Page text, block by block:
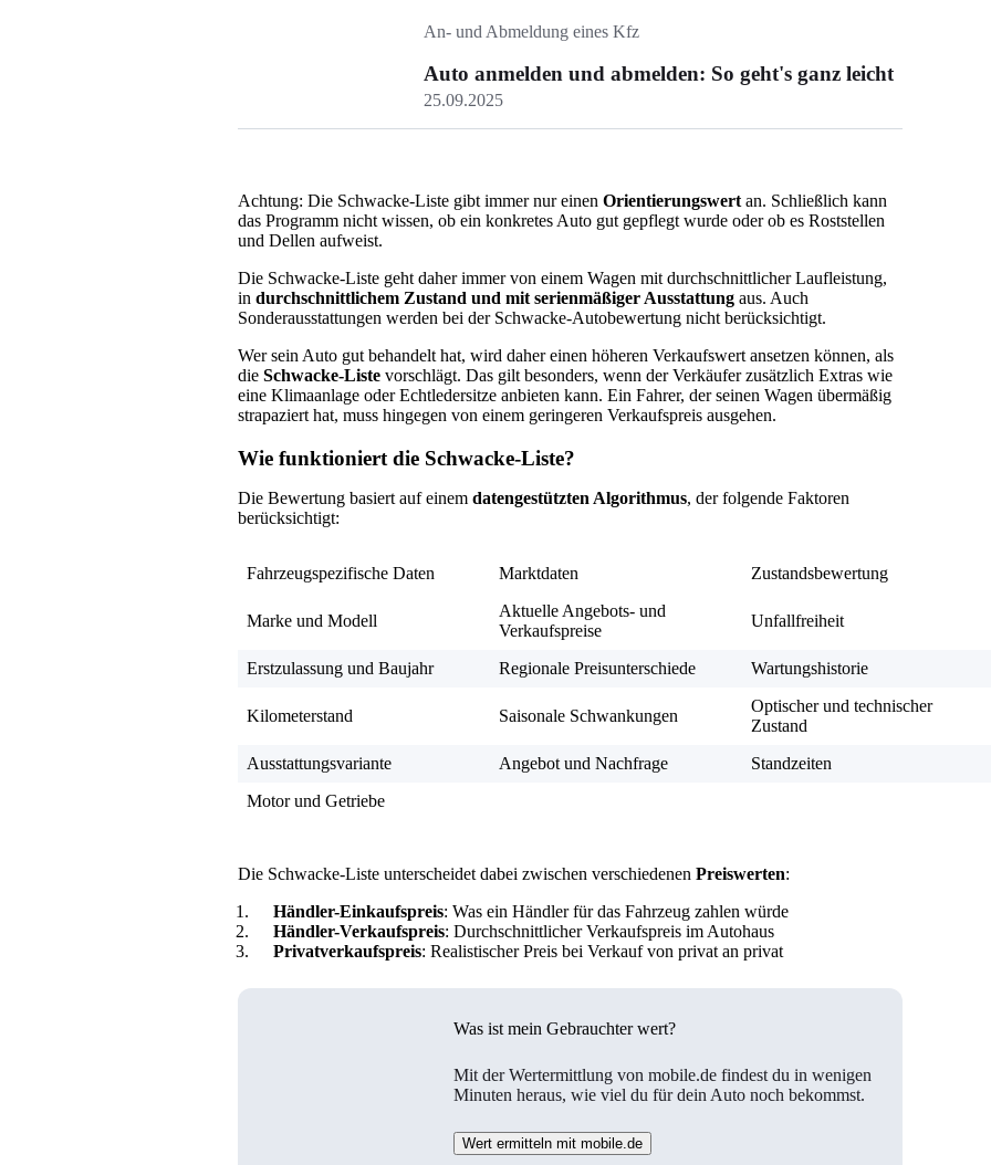
An- und Abmeldung eines Kfz
Auto anmelden und abmelden: So geht's ganz leicht
25.09.2025
Achtung: Die Schwacke-Liste gibt immer nur einen Orientierungswert an. Schließlich kann
das Programm nicht wissen, ob ein konkretes Auto gut gepflegt wurde oder ob es Roststellen
und Dellen aufweist.
Die Schwacke-Liste geht daher immer von einem Wagen mit durchschnittlicher Laufleistung,
in durchschnittlichem Zustand und mit serienmäßiger Ausstattung aus. Auch
Sonderausstattungen werden bei der Schwacke-Autobewertung nicht berücksichtigt.
Wer sein Auto gut behandelt hat, wird daher einen höheren Verkaufswert ansetzen können, als
die Schwacke-Liste vorschlägt. Das gilt besonders, wenn der Verkäufer zusätzlich Extras wie
eine Klimaanlage oder Echtledersitze anbieten kann. Ein Fahrer, der seinen Wagen übermäßig
strapaziert hat, muss hingegen von einem geringeren Verkaufspreis ausgehen.
Wie funktioniert die Schwacke-Liste?
Die Bewertung basiert auf einem datengestützten Algorithmus, der folgende Faktoren
berücksichtigt:
Fahrzeugspezifische Daten Marktdaten Zustandsbewertung
Marke und Modell
Aktuelle Angebots- und
Verkaufspreise
Unfallfreiheit
Erstzulassung und Baujahr Regionale Preisunterschiede Wartungshistorie
Kilometerstand Saisonale Schwankungen
Optischer und technischer
Zustand
Ausstattungsvariante
Angebot und Nachfrage
Standzeiten
Motor und Getriebe
Die Schwacke-Liste unterscheidet dabei zwischen verschiedenen Preiswerten:
Händler-Einkaufspreis: Was ein Händler für das Fahrzeug zahlen würde
Händler-Verkaufspreis: Durchschnittlicher Verkaufspreis im Autohaus
Privatverkaufspreis: Realistischer Preis bei Verkauf von privat an privat
Was ist mein Gebrauchter wert?
Mit der Wertermittlung von mobile.de findest du in wenigen
Minuten heraus, wie viel du für dein Auto noch bekommst.
Wert ermitteln mit mobile.de